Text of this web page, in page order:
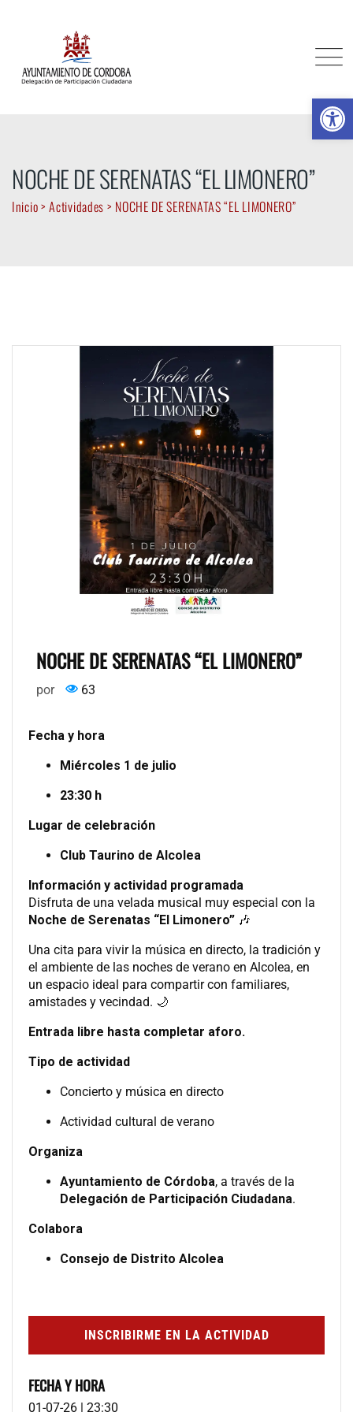
NOCHE DE SERENATAS “EL LIMONERO”
Inicio>Actividades > NOCHE DE SERENATAS “EL LIMONERO”
NOCHE DE SERENATAS “EL LIMONERO”
por 63
Fecha y hora
Miércoles 1 de julio
23:30 h
Lugar de celebración
Club Taurino de Alcolea
Información y actividad programada
Disfruta de una velada musical muy especial con la
Noche de Serenatas “El Limonero” 🎶
Una cita para vivir la música en directo, la tradición y
el ambiente de las noches de verano en Alcolea, en
un espacio ideal para compartir con familiares,
amistades y vecindad. 🌙
Entrada libre hasta completar aforo.
Tipo de actividad
Concierto y música en directo
Actividad cultural de verano
Organiza
Ayuntamiento de Córdoba, a través de la
Delegación de Participación Ciudadana.
Colabora
Consejo de Distrito Alcolea
INSCRIBIRME EN LA ACTIVIDAD
FECHA Y HORA
01-07-26 | 23:30